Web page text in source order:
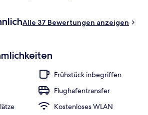
bietet dieses Resort im luxuriösen
Alle 37 Bewertungen anzeigen
Frühstück inbegriffen
Flughafentransfer
Kostenloses WLAN